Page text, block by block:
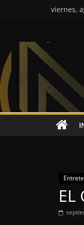
viernes,
Inc
Music
EL